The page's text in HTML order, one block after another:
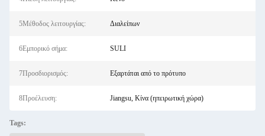
5Μέθοδος λειτουργίας: Διαλείπων
6Εμπορικό σήμα: SULI
7Προσδιορισμός: Εξαρτάται από το πρότυπο
8Προέλευση: Jiangsu, Κίνα (ηπειρωτική χώρα)
Tags: